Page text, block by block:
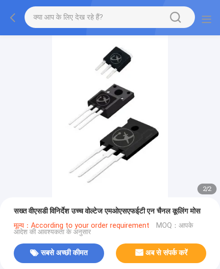
2/2
सख्त वीएसडी विनिर्देश उच्च वोल्टेज एमओएसएफईटी एन चैनल कूलिंग मोस
मूल्य：According to your order requirement MOQ：आपके
आदेश की आवश्यकता के अनुसार
सबसे अच्छी कीमत अब से संपर्क करें